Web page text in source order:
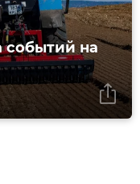
событий на